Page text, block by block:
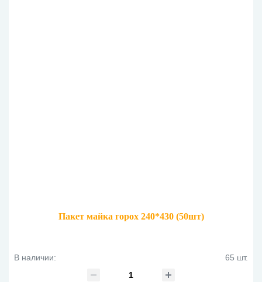
Пакет майка горох 240*430 (50шт)
В наличии: 65 шт.